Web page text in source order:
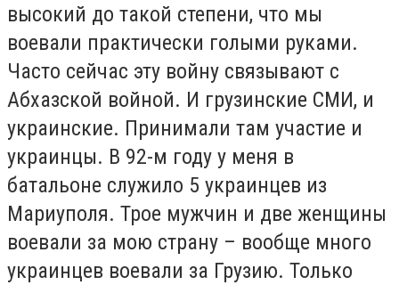
высокий до такой степени, что мы
воевали практически голыми руками.
Часто сейчас эту войну связывают с
Абхазской войной. И грузинские СМИ, и
украинские. Принимали там участие и
украинцы. В 92-м году у меня в
батальоне служило 5 украинцев из
Мариуполя. Трое мужчин и две женщины
воевали за мою страну – вообще много
украинцев воевали за Грузию. Только